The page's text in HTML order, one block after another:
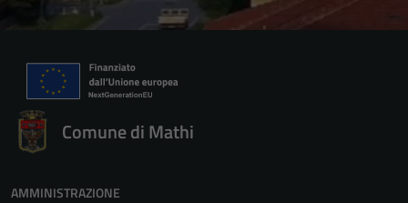
Comune di Mathi
AMMINISTRAZIONE